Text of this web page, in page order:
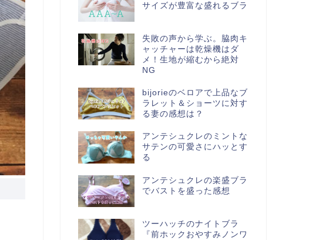
サイズが豊富な盛れるブラ
失敗の声から学ぶ。脇肉キ
ャッチャーは乾燥機はダ
メ！生地が縮むから絶対
NG
bijorieのベロアで上品なブ
ラレット＆ショーツに対す
る妻の感想は？
アンテシュクレのミントな
サテンの可愛さにハッとす
る
アンテシュクレの楽盛ブラ
でバストを盛った感想
ツーハッチのナイトブラ
『前ホックおやすみノンワ